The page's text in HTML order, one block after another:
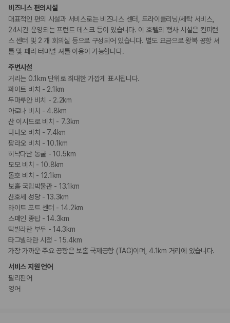
연회장
장애인 편의시설
휠체어로 이용 가능
흡연 시설
지정 흡연 구역
비즈니스 편의시설
대표적인 편의 시설과 서비스로는 비즈니스 센터, 드라이클리닝/세탁 서비스,
24시간 운영되는 프런트 데스크 등이 있습니다. 이 호텔의 행사 시설은 컨퍼런
스 센터 및 2 개 회의실 등으로 구성되어 있습니다. 별도 요금으로 왕복 공항 셔
틀 및 페리 터미널 셔틀 이용이 가능합니다.
주변시설
거리는 0.1km 단위로 최대한 가깝게 표시됩니다.
화이트 비치 - 2.1km
두마루안 비치 - 2.2km
아로나 비치 - 4.8km
산 이시드로 비치 - 7.3km
다나오 비치 - 7.4km
팡라오 비치 - 10.1km
히낙다난 동굴 - 10.5km
모모 비치 - 10.8km
돌호 비치 - 12.1km
보홀 국립박물관 - 13.1km
산호세 성당 - 13.3km
라이트 포트 센터 - 14.2km
스페인 종탑 - 14.3km
탁빌라란 부두 - 14.3km
타그빌라란 시청 - 15.4km
가장 가까운 주요 공항은 보홀 국제공항 (TAG)이며, 4.1km 거리에 있습니다.
서비스 지원 언어
필리핀어
영어